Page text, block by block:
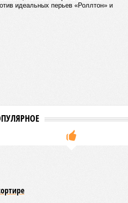
без суда!
стратегию войны!
– на пляже, спящих – у себя
войну, но
её, выстоять и победить. Все
боеприпасы, несущие
законная цель! Вся логистика
заводы Украины – законная
наших детей руками
на фронте, а с мирным
сознательно, в момент,
сейчас найдут,
человек, который привёл в
сознательный подрыв чисто